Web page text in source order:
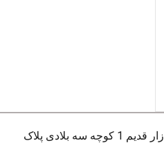
بوشهر دهدشتی کوچه بازار قدیم 1 کوچه سه بلادی پلاک